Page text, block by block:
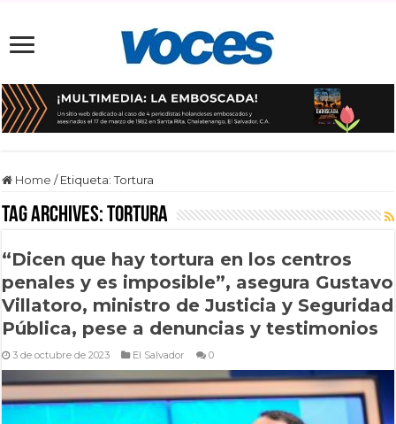
Home / Etiqueta:Tortura
Tag Archives:Tortura
“Dicen que hay tortura en los centros
penales y es imposible”, asegura Gustavo
Villatoro, ministro de Justicia y Seguridad
Pública, pese a denuncias y testimonios
3 de octubre de 2023 El Salvador 0